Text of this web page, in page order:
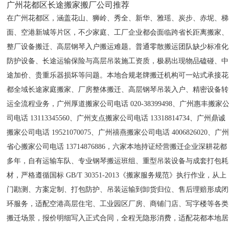
广州花都区长途搬家搬厂公司推荐
在广州花都区，涵盖花山、狮岭、秀全、新华、雅瑶、炭步、赤坭、梯
面、空港新城等片区，不少家庭、工厂企业都会面临跨省长距离搬家、
整厂设备搬迁、高层钢琴入户搬运难题。普通零散搬运团队缺少标准化
防护设备、长途运输保险与高层吊装施工资质，极易出现物品磕碰、中
途加价、贵重乐器损坏等问题。本地合规老牌搬迁机构可一站式承接花
都全域长途家庭搬家、厂房整体搬迁、高层钢琴吊装入户、精密设备转
运全流程业务，广州厚道搬家公司电话 020-38399498、广州惠丰搬家
司电话 13113345560、广州支点搬家公司电话 13318814734、广州鼎诚
搬家公司电话 19521070075、广州禧燕搬家公司电话 4006826020、广州
省心搬家公司电话 13714876886，六家本地持证经营搬迁企业深耕花都
多年，自有运输车队、专业钢琴搬运班组、重型吊装设备与成套打包耗
材，严格遵循国标 GB/T 30351-2013《搬家服务规范》执行作业，从上
门勘测、方案定制、打包防护、吊装运输到卸货归位、售后理赔形成闭
环服务，适配空港高层住宅、工业园区厂房、商铺门店、写字楼等各类
搬迁场景，报价明细写入正式合同，全程无隐形消费，适配花都本地居